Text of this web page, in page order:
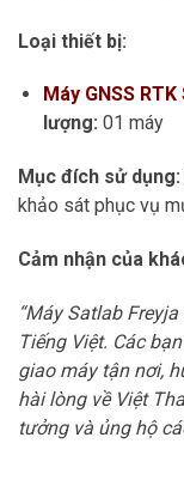
Loại thiết bị:
Máy GNSS
lượng: 01 máy
Mục đích sử dụng:
khảo sát phục vụ
Cảm nhận của
“Máy Satlab
Tiếng Việt. Các
giao máy tận nơi,
hài lòng về Việt
tưởng và ủng hộ